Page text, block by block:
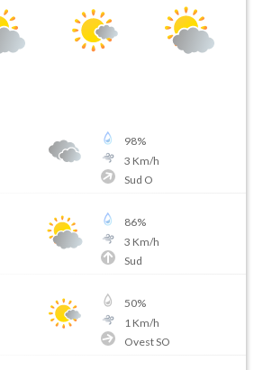
98%
3 Km/h
Sud O
86%
3 Km/h
Sud
50%
1 Km/h
Ovest SO